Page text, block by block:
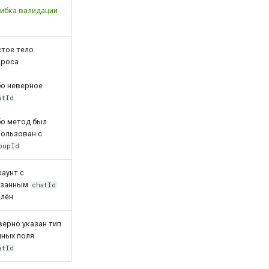
валидации
тело
неверное
метод был
с
с
chatId
указан тип
поля